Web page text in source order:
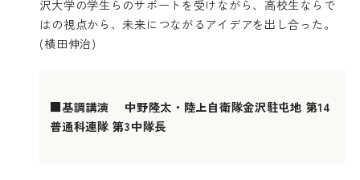
沢大学の学生らのサポートを受けながら、高校生ならで
はの視点から、未来につながるアイデアを出し合った。
(横田伸治)
■基調講演 中野隆太・陸上自衛隊金沢駐屯地 第14
普通科連隊 第3中隊長